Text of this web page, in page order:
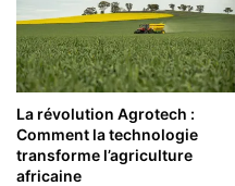
La révolution Agrotech :
Comment la technologie
transforme l’agriculture
africaine